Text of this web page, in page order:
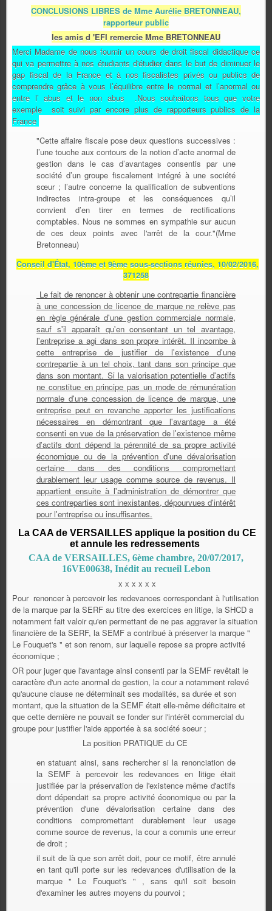
CONCLUSIONS LIBRES de Mme Aurélie BRETONNEAU,
rapporteur public
les amis d 'EFI remercie Mme BRETONNEAU
Merci Madame de nous fournir un cours de droit fiscal didactique ce
qui va permettre à nos étudiants d'étudier dans le but de diminuer le
gap fiscal de la France et à nos fiscalistes privés ou publics de
comprendre grâce à vous l’équilibre entre le normal et l’anormal ou
entre l’ abus et le non abus .Nous souhaitons tous que votre
exemple soit suivi par encore plus de rapporteurs publics de la
France
"Cette affaire fiscale pose deux questions successives :
l’une touche aux contours de la notion d’acte anormal de
gestion dans le cas d’avantages consentis par une
société d’un groupe fiscalement intégré à une société
sœur ; l’autre concerne la qualification de subventions
indirectes intra-groupe et les conséquences qu’il
convient d’en tirer en termes de rectifications
comptables. Nous ne sommes en sympathie sur aucun
de ces deux points avec l'arrêt de la cour."(Mme
Bretonneau)
Conseil d'État, 10ème et 9ème sous-sections réunies, 10/02/2016,
371258
Le fait de renoncer à obtenir une contrepartie financière
à une concession de licence de marque ne relève pas
en règle générale d'une gestion commerciale normale,
sauf s'il apparaît qu'en consentant un tel avantage,
l'entreprise a agi dans son propre intérêt. Il incombe à
cette entreprise de justifier de l'existence d'une
contrepartie à un tel choix, tant dans son principe que
dans son montant. Si la valorisation potentielle d'actifs
ne constitue en principe pas un mode de rémunération
normale d'une concession de licence de marque, une
entreprise peut en revanche apporter les justifications
nécessaires en démontrant que l'avantage a été
consenti en vue de la préservation de l'existence même
d'actifs dont dépend la pérennité de sa propre activité
économique ou de la prévention d'une dévalorisation
certaine dans des conditions compromettant
durablement leur usage comme source de revenus. Il
appartient ensuite à l'administration de démontrer que
ces contreparties sont inexistantes, dépourvues d'intérêt
pour l'entreprise ou insuffisantes.
La CAA de VERSAILLES applique la position du CE
et annule les redressements
CAA de VERSAILLES, 6ème chambre, 20/07/2017,
16VE00638, Inédit au recueil Lebon
x x x x x x
Pour renoncer à percevoir les redevances correspondant à l'utilisation
de la marque par la SERF au titre des exercices en litige, la SHCD a
notamment fait valoir qu'en permettant de ne pas aggraver la situation
financière de la SERF, la SEMF a contribué à préserver la marque "
Le Fouquet's " et son renom, sur laquelle repose sa propre activité
économique ;
OR pour juger que l'avantage ainsi consenti par la SEMF revêtait le
caractère d'un acte anormal de gestion, la cour a notamment relevé
qu'aucune clause ne déterminait ses modalités, sa durée et son
montant, que la situation de la SEMF était elle-même déficitaire et
que cette dernière ne pouvait se fonder sur l'intérêt commercial du
groupe pour justifier l'aide apportée à sa société soeur ;
La position PRATIQUE du CE
en statuant ainsi, sans rechercher si la renonciation de
la SEMF à percevoir les redevances en litige était
justifiée par la préservation de l'existence même d'actifs
dont dépendait sa propre activité économique ou par la
prévention d'une dévalorisation certaine dans des
conditions compromettant durablement leur usage
comme source de revenus, la cour a commis une erreur
de droit ;
il suit de là que son arrêt doit, pour ce motif, être annulé
en tant qu'il porte sur les redevances d'utilisation de la
marque " Le Fouquet's " , sans qu'il soit besoin
d'examiner les autres moyens du pourvoi ;